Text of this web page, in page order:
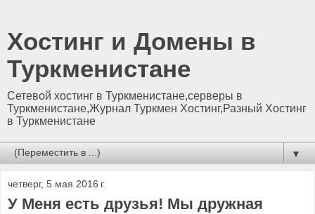
Хостинг и Домены в
Туркменистане
Сетевой хостинг в Туркменистане,серверы в
Туркменистане,Журнал Туркмен Хостинг,Разный Хостинг
в Туркменистане
▼
четверг, 5 мая 2016 г.
У Меня есть друзья! Мы дружная